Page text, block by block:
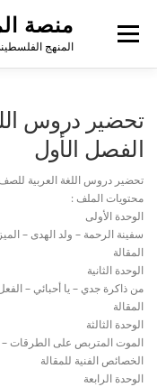
منصة
المنهج
القائمة
تحضير دروس
الفصل الأول
تحضير دروس اللغة العربية
محتويات الملف :
الوحدة الأولى
سفينة الرحمة – ولد الهدى –
المقالة
الوحدة الثانية
من ذاكرة جدي – يا أحبائي –
المقالة
الوحدة الثالثة
الموت المتربص على الطرقات –
الخصائص الفنية للمقالة
الوحدة الرابعة